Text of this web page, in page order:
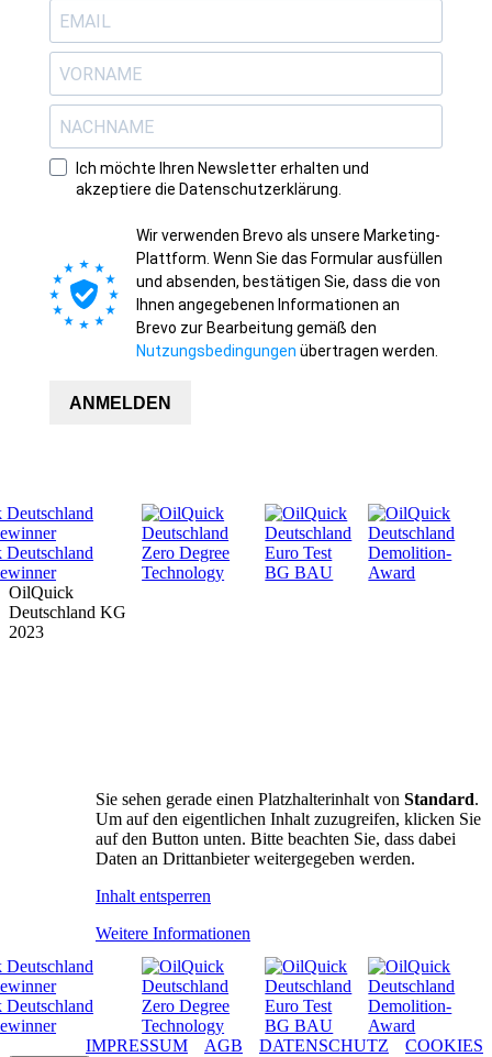
Ich möchte Ihren Newsletter erhalten und
akzeptiere die Datenschutzerklärung.
Wir verwenden Brevo als unsere Marketing-
Plattform. Wenn Sie das Formular ausfüllen
und absenden, bestätigen Sie, dass die von
Ihnen angegebenen Informationen an
Brevo zur Bearbeitung gemäß den
Nutzungsbedingungen übertragen werden.
ANMELDEN
OilQuick
Deutschland KG
2023
IMPRESSUM AGB DATENSCHUTZ COOKIES
Sie sehen gerade einen Platzhalterinhalt von Standard.
Um auf den eigentlichen Inhalt zuzugreifen, klicken Sie
auf den Button unten. Bitte beachten Sie, dass dabei
Daten an Drittanbieter weitergegeben werden.
Inhalt entsperren
Weitere Informationen